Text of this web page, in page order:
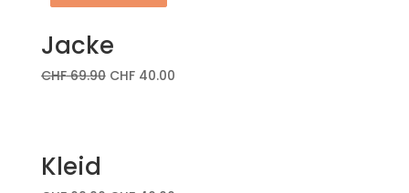
Jacke
CHF69.90 CHF40.00
Kleid